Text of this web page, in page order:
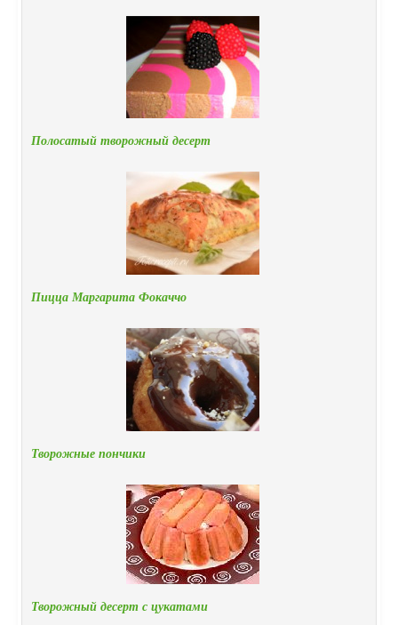
Полосатый творожный десерт
Пицца Маргарита Фокаччо
Творожные пончики
Творожный десерт с цукатами